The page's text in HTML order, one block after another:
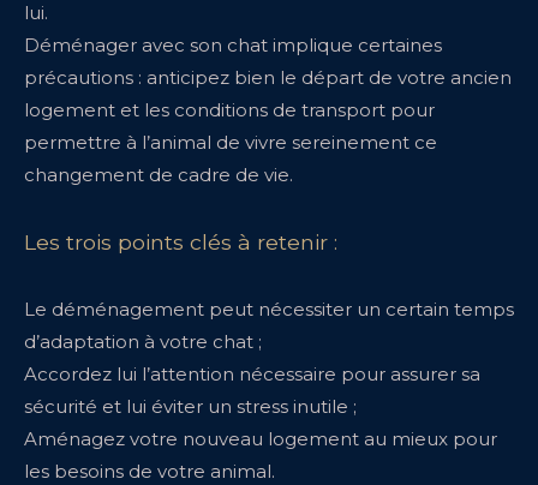
lui.
Déménager avec son chat implique certaines
précautions : anticipez bien le départ de votre ancien
logement et les conditions de transport pour
permettre à l’animal de vivre sereinement ce
changement de cadre de vie.
Les trois points clés à retenir :
Le déménagement peut nécessiter un certain temps
d’adaptation à votre chat ;
Accordez lui l’attention nécessaire pour assurer sa
sécurité et lui éviter un stress inutile ;
Aménagez votre nouveau logement au mieux pour
les besoins de votre animal.